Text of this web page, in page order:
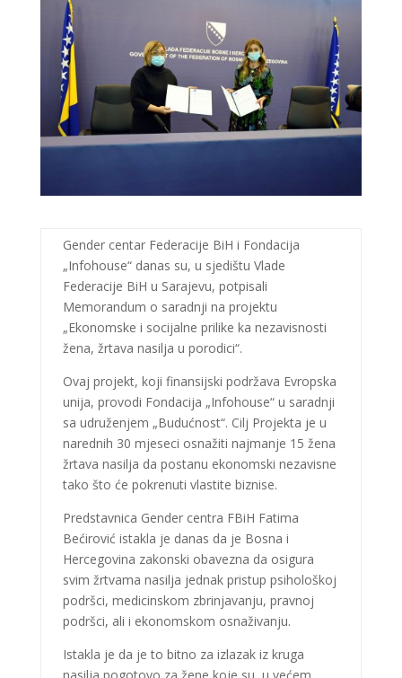
Gender centar Federacije BiH i Fondacija
„Infohouse“ danas su, u sjedištu Vlade
Federacije BiH u Sarajevu, potpisali
Memorandum o saradnji na projektu
„Ekonomske i socijalne prilike ka nezavisnosti
žena, žrtava nasilja u porodici“.
Ovaj projekt, koji finansijski podržava Evropska
unija, provodi Fondacija „Infohouse“ u saradnji
sa udruženjem „Budućnost“. Cilj Projekta je u
narednih 30 mjeseci osnažiti najmanje 15 žena
žrtava nasilja da postanu ekonomski nezavisne
tako što će pokrenuti vlastite biznise.
Predstavnica Gender centra FBiH Fatima
Bećirović istakla je danas da je Bosna i
Hercegovina zakonski obavezna da osigura
svim žrtvama nasilja jednak pristup psihološkoj
podršci, medicinskom zbrinjavanju, pravnoj
podršci, ali i ekonomskom osnaživanju.
Istakla je da je to bitno za izlazak iz kruga